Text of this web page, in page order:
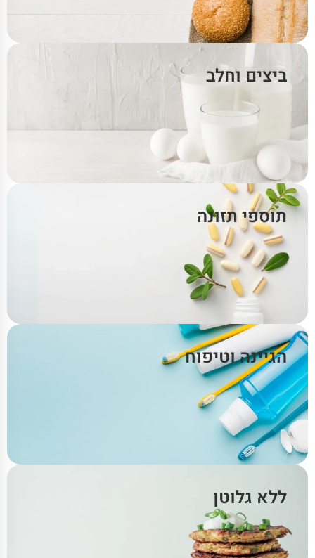
ביצים וחלב
תוספי תזונה
הגיינה וטיפוח
ללא גלוטן